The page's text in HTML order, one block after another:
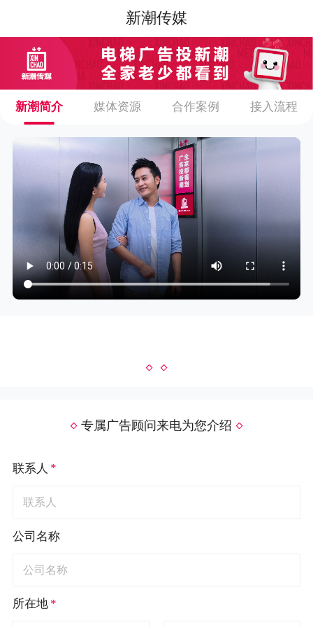
新潮传媒
新潮简介 媒体资源 合作案例 接入流程
专属广告顾问来电为您介绍
联系人 *
公司名称
所在地 *